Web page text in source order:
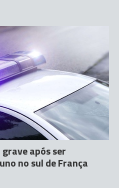
após ser
no sul de França